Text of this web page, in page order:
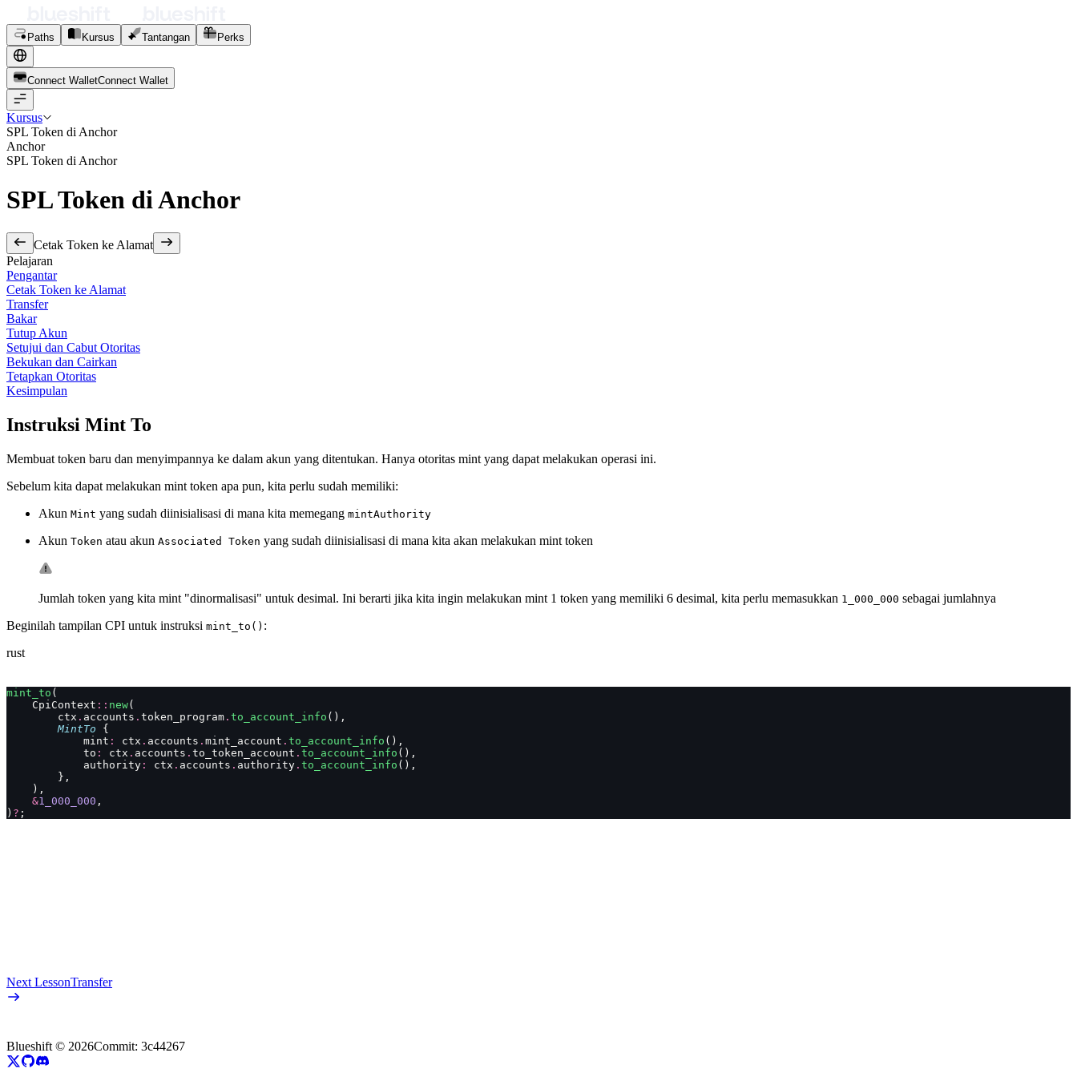
Paths Kursus Tantangan Perks
Connect WalletConnect Wal et
Kursus
SPL Token di Anchor
Anchor
SPL Token di Anchor
SPL Token di Anchor
Cetak Token ke Alamat
Pelajaran
Pengantar
Cetak Token ke Alamat
Transfer
Bakar
Tutup Akun
Setujui dan Cabut Otoritas
Bekukan dan Cairkan
Tetapkan Otoritas
Kesimpulan
Instruksi Mint To
Membuat token baru dan menyimpannya ke dalam akun yang ditentukan. Hanya otoritas mint yang dapat melakukan operasi ini.
Sebelum kita dapat melakukan mint token apa pun, kita perlu sudah memiliki:
Akun Mint yang sudah diinisialisasi di mana kita memegang mintAuthority
Akun Token atau akun Associated Token yang sudah diinisialisasi di mana kita akan melakukan mint token
Jumlah token yang kita mint "dinormalisasi" untuk desimal. Ini berarti jika kita ingin melakukan mint 1 token yang memiliki 6 desimal, kita perlu memasukkan 1_000_000 sebagai jumlahnya
Beginilah tampilan CPI untuk instruksi mint_to() :
rust
mint_to (
    CpiContext
:: new(
        ctx
. accounts . token_program . to_account_info (),
        MintTo
{
            mint
: ctx . accounts . mint_account . to_account_info (),
            to
: ctx . accounts . to_token_account . to_account_info (),
            authority
: ctx . accounts . authority . to_account_info (),
        },
    ),
    &
1_000_000 ,
) ? ;
Next LessonTransfer
Blueshift © 2026Commit: 3c44267